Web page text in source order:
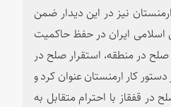
نیز در این دیدار ضمن
اسلامی ایران در حفظ حاکمیت
صلح در منطقه، استقرار صلح در
کار ارمنستان عنوان کرد و
قفقاز با احترام متقابل به